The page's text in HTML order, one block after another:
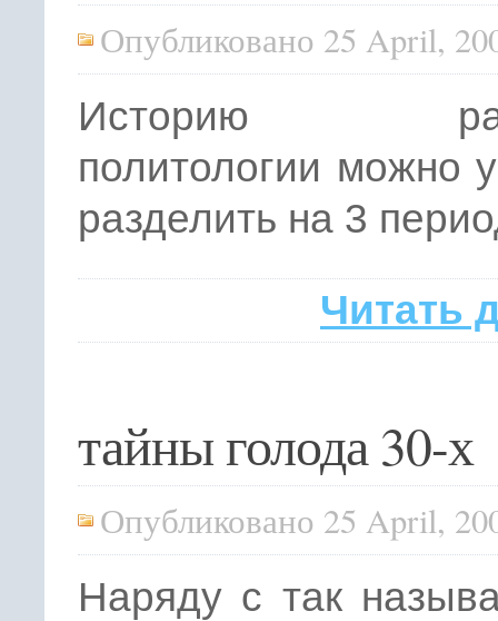
Опубликовано 25 April,
Историю
политологии можно
разделить на 3
Читать
тайны голода 30-х
Опубликовано 25 April,
Наряду с так